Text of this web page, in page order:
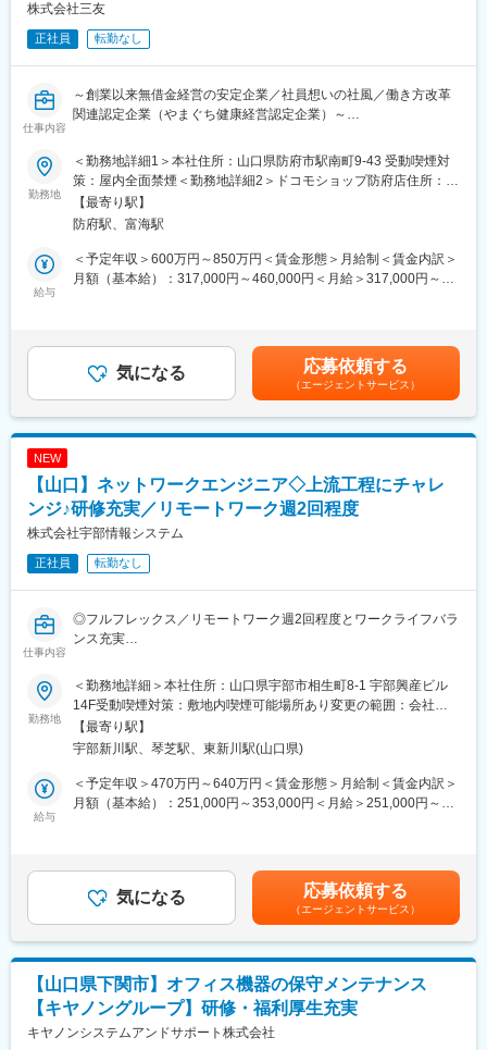
・女性が働きやすい職場
■教育体制魅力：
修プログラムを利用可能です。
◇自社内完結型のサービス提供：自社内で要件定義から運用まで
サポートしますので、一気通貫のサービス提供が可能です。
◇資格取得制度：資格合格時の報奨金や費用の一部負担をしてい
■同社について
で取り組んでおります。また、当社は、富士通株式会社との強固
なパートナーシップ締結のもと（富士通パートナー※1，
FCA※2）、50年以上の実績を有する歴史ある会社です。
※２「富士通系情報処理サービス業グループ」、会員数105社、山
変更の範囲：会社の定める業務
株式会社三友
正社員 転勤なし
仕事内容
～創業以来無借金経営の安定企業／社員想いの社風／働き方改革
関連認定企業（やまぐち健康経営認定企業）～
■仕事内容：
ドコモショップ3店舗の運営管理をお任せします。
■当社の特徴：
前身である旧三井物産が、GHQの指令により解体されるのを機
に、同志社員相寄り、建設資材の販売を通じて、国土復興への寄
与を目的に設立しました。その後、燃料（LPガス）、建築資材
と経験を積み、また健全経営に努めています。
資材販売で街づくりに貢献しています。
◇物資事業部：法人、個人のプロパンガスの供給等、暮らしを支
えています。
の自社システムやアプリの開発でIT技術で貢献しています。
変更の範囲：無
勤務地
＜勤務地詳細1＞本社住所：山口県防府市駅南町9-43 受動喫煙対
策：屋内全面禁煙＜勤務地詳細2＞ドコモショップ防府店住所：山
口県防府市駅南町9-43 受動喫煙対策：屋内全面禁煙＜勤務地詳細
3＞ドコモショップイオン防府店住所：山口県防府市鐘紡町7-1 イ
の定める事業所
【最寄り駅】
防府駅、富海駅
給与
＜予定年収＞600万円～850万円＜賃金形態＞月給制＜賃金内訳＞
月額（基本給）：317,000円～460,000円＜月給＞317,000円～
額)は固定手当を含めた表記です。
気になる 応募依頼する
（エージェントサービス）
NEW
【山口】ネットワークエンジニア◇上流工程にチャレ
ンジ♪研修充実／リモートワーク週2回程度
株式会社宇部情報システム
正社員 転勤なし
仕事内容
◎フルフレックス／リモートワーク週2回程度とワークライフバラ
ンス充実
を一貫して行っている当社にて、ネットワークエンジニアをご担
当いただきます。
■業務内容：
企業ネットワーク(LAN、WAN、SD-WAN、無線LAN、クラウド)
に関する新規導入・環境更改の設計構築と、運用環境における保
守業務に参画いただきます。
月に多くとも3回程度
アンス含む)
メーカ(Cisco・Aruba・Fortinet・PaloAlto・Yamaha)
M365(Excel・PowerPoint・Teams・Planer・PowerAutomate)
■ポジションの魅力：
勤務地
＜勤務地詳細＞本社住所：山口県宇部市相生町8-1 宇部興産ビル
14F受動喫煙対策：敷地内喫煙可能場所あり変更の範囲：会社の
定める事業所
【最寄り駅】
宇部新川駅、琴芝駅、東新川駅(山口県)
給与
＜予定年収＞470万円～640万円＜賃金形態＞月給制＜賃金内訳＞
月額（基本給）：251,000円～353,000円＜月給＞251,000円～
ん.※具体的には前職での経験・能力に基づき決定します。賃金は
あくまでも目安の金額であり、選考を通じて上下する可能性があ
ります。月給(月額)は固定手当を含めた表記です。
気になる 応募依頼する
（エージェントサービス）
【山口県下関市】オフィス機器の保守メンテナンス
【キヤノングループ】研修・福利厚生充実
キヤノンシステムアンドサポート株式会社